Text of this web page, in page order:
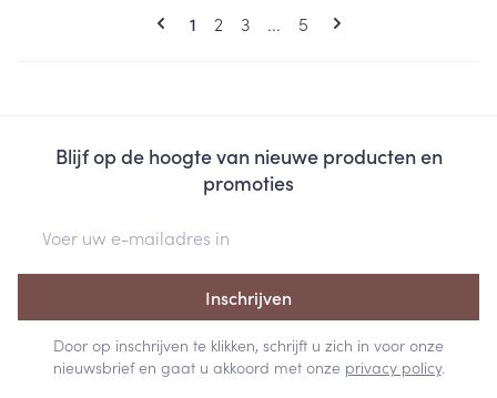
Pagina's
U lees momenteel pagina
1 Pagina
2 Pagina
3 ... Pagina
5
Blijf op de hoogte van nieuwe producten en
promoties
Inschrijven
Door op inschrijven te klikken, schrijft u zich in voor onze
nieuwsbrief en gaat u akkoord met onze privacy policy.